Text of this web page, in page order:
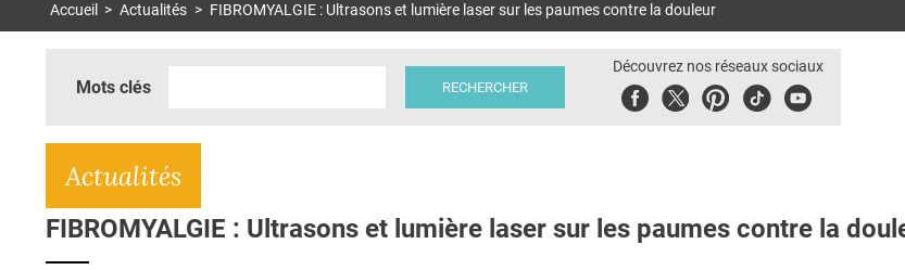
Accueil > Actualités > FIBROMYALGIE : Ultrasons et lumière laser sur les paumes contre la douleur
Mots clés
Découvrez nos réseaux sociaux
FacebookTwitterPinterest
TiktokYoubute
Actualités
FIBROMYALGIE : Ultrasons et lumière laser sur les paumes contre la